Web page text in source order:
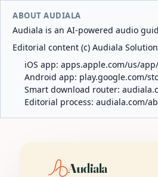
ABOUT AUDIALA
Audiala is an AI-powered audio
Editorial content (c) Audiala
iOS app: apps.apple.com/us/
Android app: play.google.com/
Smart download router:
Editorial process: audiala.com/
Audiala